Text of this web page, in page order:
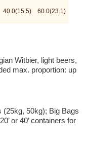
40.0(15.5) 60.0(23.1)
Witbier, light beers,
max. proportion: up
(25kg, 50kg); Big Bags
or 40’ containers for